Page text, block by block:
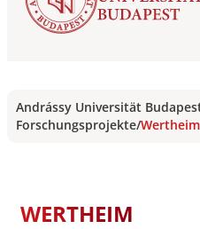
Andrássy Universität
Forschungsprojekte/Wertheim
WERTHEIM